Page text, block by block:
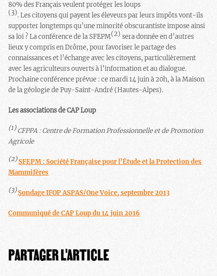
80% des Français veulent protéger les loups
(3). Les citoyens qui payent les éleveurs par leurs impôts vont-ils
supporter longtemps qu’une minorité obscurantiste impose ainsi
sa loi ? La conférence de la SFEPM(2) sera donnée en d’autres
lieux y compris en Drôme, pour favoriser le partage des
connaissances et l’échange avec les citoyens, particulièrement
avec les agriculteurs ouverts à l’information et au dialogue.
Prochaine conférence prévue : ce mardi 14 juin à 20h, à la Maison
de la géologie de Puy-Saint-André (Hautes-Alpes).
Les associations de CAP Loup
(1)CFPPA : Centre de Formation Professionnelle et de Promotion
Agricole
(2)SFEPM : Société Française pour l’Étude et la Protection des
Mammifères
(3)Sondage IFOP ASPAS/One Voice, septembre 2013
Communiqué de CAP Loup du 14 juin 2016
PARTAGER L'ARTICLE